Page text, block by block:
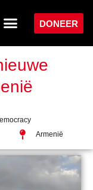
DONEER
Armenië